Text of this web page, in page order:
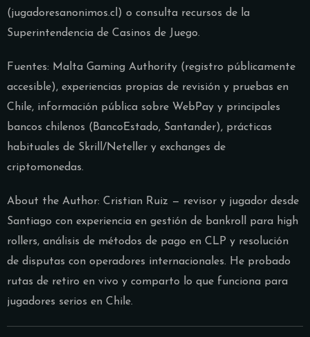
(jugadoresanonimos.cl) o consulta recursos de la
Superintendencia de Casinos de Juego.
Fuentes: Malta Gaming Authority (registro públicamente
accesible), experiencias propias de revisión y pruebas en
Chile, información pública sobre WebPay y principales
bancos chilenos (BancoEstado, Santander), prácticas
habituales de Skrill/Neteller y exchanges de
criptomonedas.
About the Author: Cristian Ruiz — revisor y jugador desde
Santiago con experiencia en gestión de bankroll para high
rollers, análisis de métodos de pago en CLP y resolución
de disputas con operadores internacionales. He probado
rutas de retiro en vivo y comparto lo que funciona para
jugadores serios en Chile.